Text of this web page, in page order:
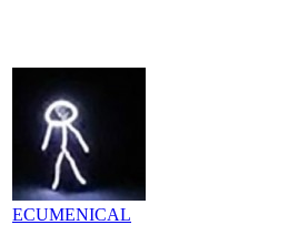
ECUMENICAL